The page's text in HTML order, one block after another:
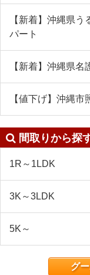
【新着】沖縄県
パート
【新着】沖縄県
【値下げ】沖縄
間取りから探
1R～1LDK
3K～3LDK
5K～
グ